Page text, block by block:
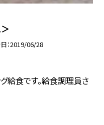
2019/06/28
給食です。給食調理員さ